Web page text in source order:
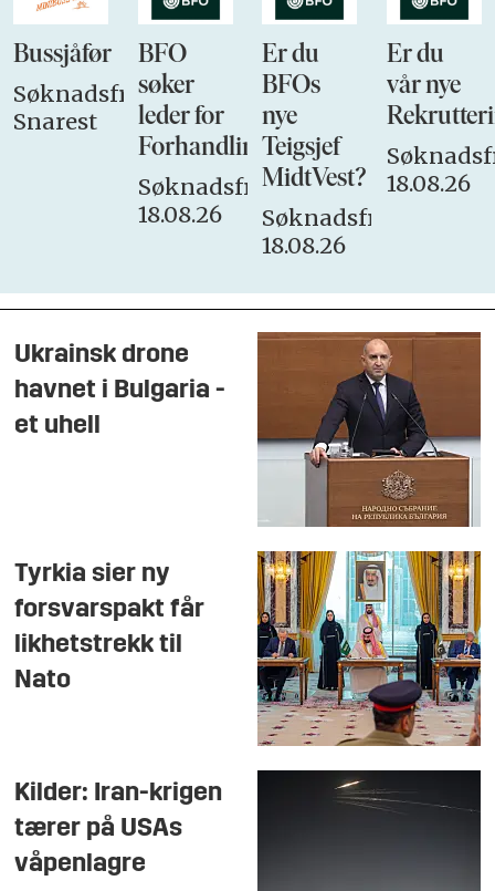
Bussjåfør
Søknadsfrist:
Snarest
BFO
søker
leder for
Forhandlingsutvalget
Søknadsfrist:
18.08.26
Er du
BFOs
nye
Teigsjef
MidtVest?
Søknadsfrist:
18.08.26
Er du
vår nye
18.08.26
Ukrainsk drone
havnet i Bulgaria -
et uhell
Tyrkia sier ny
forsvarspakt får
likhetstrekk til
Nato
Kilder: Iran-krigen
tærer på USAs
våpenlagre